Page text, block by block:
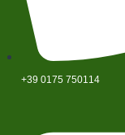
+39 0175 750114